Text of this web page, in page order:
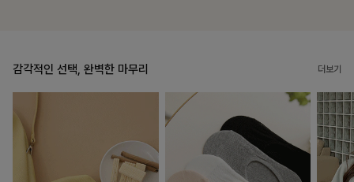
감각적인 선택, 완벽한 마무리 더보기